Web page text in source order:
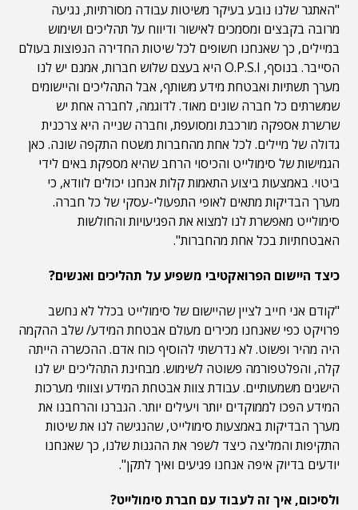
"האתגר שלנו נובע בעיקר משיטות עבודה מסורתיות, נגיעה
מרובה בקבצים ומסמכים לאישור ודיווח על תהליכים ושימוש
במיילים, כך שאנחנו חשופים לכל שיטות החדירה הנפוצות בעולם
הסייבר. בנוסף, O.P.S.I היא בעצם שלוש חברות, אמנם יש לנו
מערך תשתיות ואבטחת מידע משותף, אבל התהליכים והיישומים
שמשרתים כל חברה שונים מאוד. לדוגמה, לחברה אחת יש
שרשרת אספקה מורכבת ומסועפת, וחברה שנייה היא צרכנית
גדולה של מיילים. לכל אחת מהחברות משטח התקפה שונה. כאן
הגמישות של סימולייט והכיסוי הרחב שהיא מספקת באים לידי
ביטוי. באמצעות ביצוע התאמות קלות אנחנו יכולים לוודא, כי
מערך הבדיקות מתאים לאופי התפעולי-עסקי של כל חברה.
סימולייט מאפשרת לנו למצוא את הפגיעויות והחולשות
האבטחתיות בכל אחת מהחברות".
כיצד היישום הפרואקטיבי משפיע על תהליכים ואנשים?
"קודם אני חייב לציין שהיישום של סימולייט בכלל לא נחשב
פרויקט כפי שאנחנו מכירים מעולם אבטחת המידע/ שלב ההקמה
היה מהיר ופשוט. לא נדרשתי להוסיף כוח אדם. ההכשרה הייתה
קלה, והפלטפורמה פשוטה לשימוש. מבחינת התהליכים יש לנו
הישגים משמעותיים. עבודת צוות אבטחת המידע וצוותי מערכות
המידע הפכו לממוקדים יותר ויעילים יותר. הגברנו והרחבנו את
מערך הבדיקות באמצעות סימולייט, שהנגישה לנו את שיטות
התקיפות והמליצה כיצד לשפר את ההגנות שלנו, כך שאנחנו
יודעים בדיוק איפה אנחנו פגיעים ואיך לתקן".
ולסיכום, איך זה לעבוד עם חברתסימולייט?